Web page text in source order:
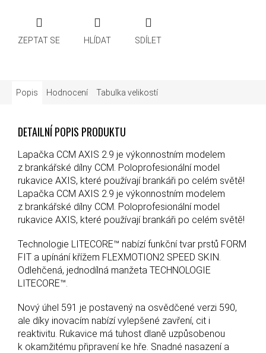
ZEPTAT SE HLÍDAT SDÍLET
Popis Hodnocení Tabulka velikostí
DETAILNÍ POPIS PRODUKTU
Lapačka CCM AXIS 2.9 je výkonnostním modelem
z brankářské dílny CCM. Poloprofesionální model
rukavice AXIS, které používají brankáři po celém světě!
Lapačka CCM AXIS 2.9 je výkonnostním modelem
z brankářské dílny CCM. Poloprofesionální model
rukavice AXIS, které používají brankáři po celém světě!
Technologie LITECORE™ nabízí funkční tvar prstů FORM
FIT a upínání křížem FLEXMOTION2 SPEED SKIN.
Odlehčená, jednodílná manžeta TECHNOLOGIE
LITECORE™.
Nový úhel 591 je postavený na osvědčené verzi 590,
ale díky inovacím nabízí vylepšené zavření, cit i
reaktivitu. Rukavice má tuhost dlaně uzpůsobenou
k okamžitému připravení ke hře. Snadné nasazení a